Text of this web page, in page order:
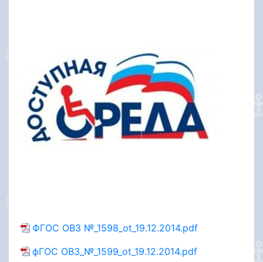
ФГОС ОВЗ №_1598_ot_19.12.2014.pdf
фГОС ОВЗ_№_1599_ot_19.12.2014.pdf